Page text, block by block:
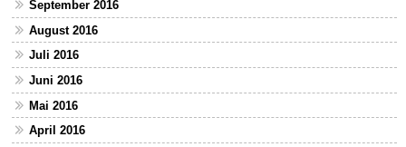
September 2016
August 2016
Juli 2016
Juni 2016
Mai 2016
April 2016